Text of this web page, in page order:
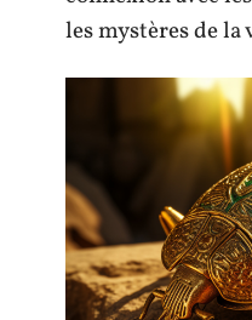
les mystères de la